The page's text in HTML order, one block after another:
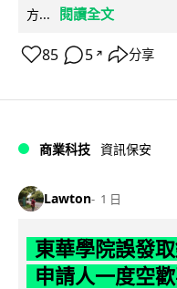
方...
閱讀全文
85 5 ↗ 分享
商業科技 資訊保安
Lawton 1 日
東華學院誤發
申請人一度空